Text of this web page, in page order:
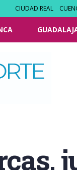
CIUDAD REAL